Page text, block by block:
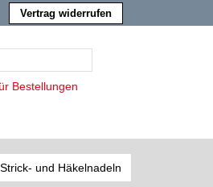
Vertrag widerrufen
Bestellungen
Strick- und Häkelnadeln